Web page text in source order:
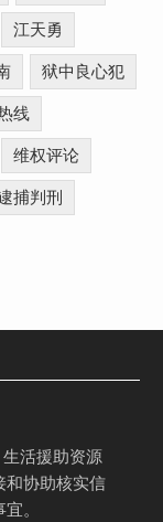
江天勇
狱中良心犯
线
维权评论
捕判刑
活援助资源
和协助核实信
。